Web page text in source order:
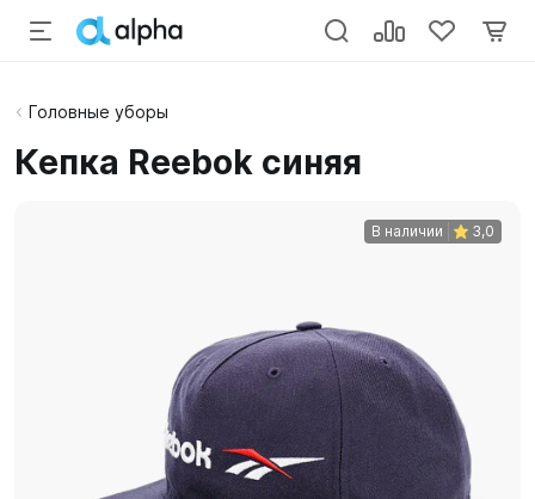
Головные уборы
Кепка Reebok синяя
В наличии 3,0